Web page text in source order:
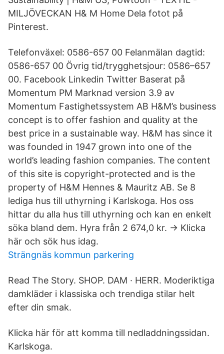
MILJÖVECKAN H& M Home Dela fotot på
Pinterest.
Telefonväxel: 0586-657 00 Felanmälan dagtid:
0586-657 00 Övrig tid/trygghetsjour: 0586–657
00. Facebook Linkedin Twitter Baserat på
Momentum PM Marknad version 3.9 av
Momentum Fastighetssystem AB H&M’s business
concept is to offer fashion and quality at the
best price in a sustainable way. H&M has since it
was founded in 1947 grown into one of the
world’s leading fashion companies. The content
of this site is copyright-protected and is the
property of H&M Hennes & Mauritz AB. Se 8
lediga hus till uthyrning i Karlskoga. Hos oss
hittar du alla hus till uthyrning och kan en enkelt
söka bland dem. Hyra från 2 674,0 kr. → Klicka
här och sök hus idag.
Strängnäs kommun parkering
Read The Story. SHOP. DAM · HERR. Moderiktiga
damkläder i klassiska och trendiga stilar helt
efter din smak.
Klicka här för att komma till nedladdningssidan.
Karlskoga.